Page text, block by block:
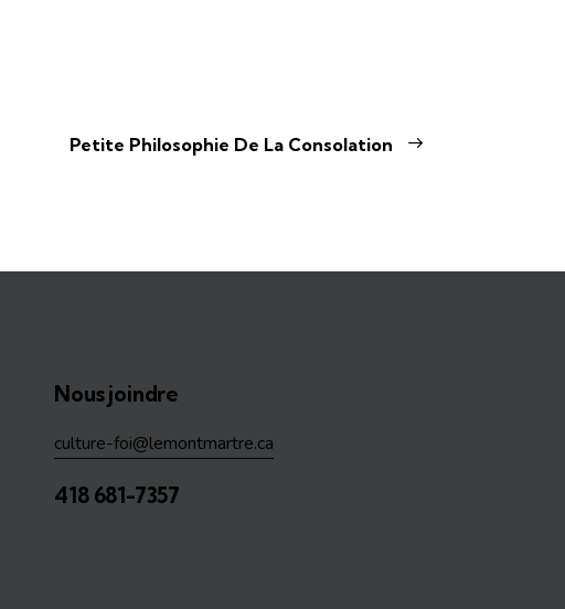
Petite Philosophie De La Consolation
Nous joindre
culture-foi@lemontmartre.ca
418 681-7357